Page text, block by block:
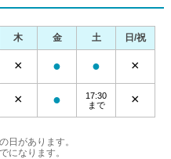
日があります。
になります。
木 金 土
日/祝
× ● ● ×
× ●
17:30
まで
×